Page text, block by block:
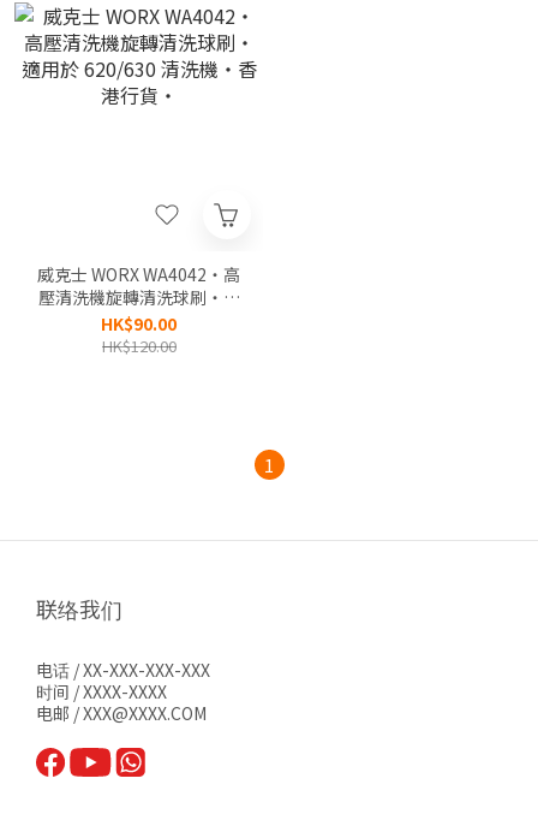
威克士 WORX WA4042‧高
壓清洗機旋轉清洗球刷‧適
用於 620/630 清洗機‧香港
行貨‧
HK$90.00
HK$120.00
1
联络我们
电话 / XX-XXX-XXX-XXX
时间 / XXXX-XXXX
电邮 / XXX@XXXX.COM